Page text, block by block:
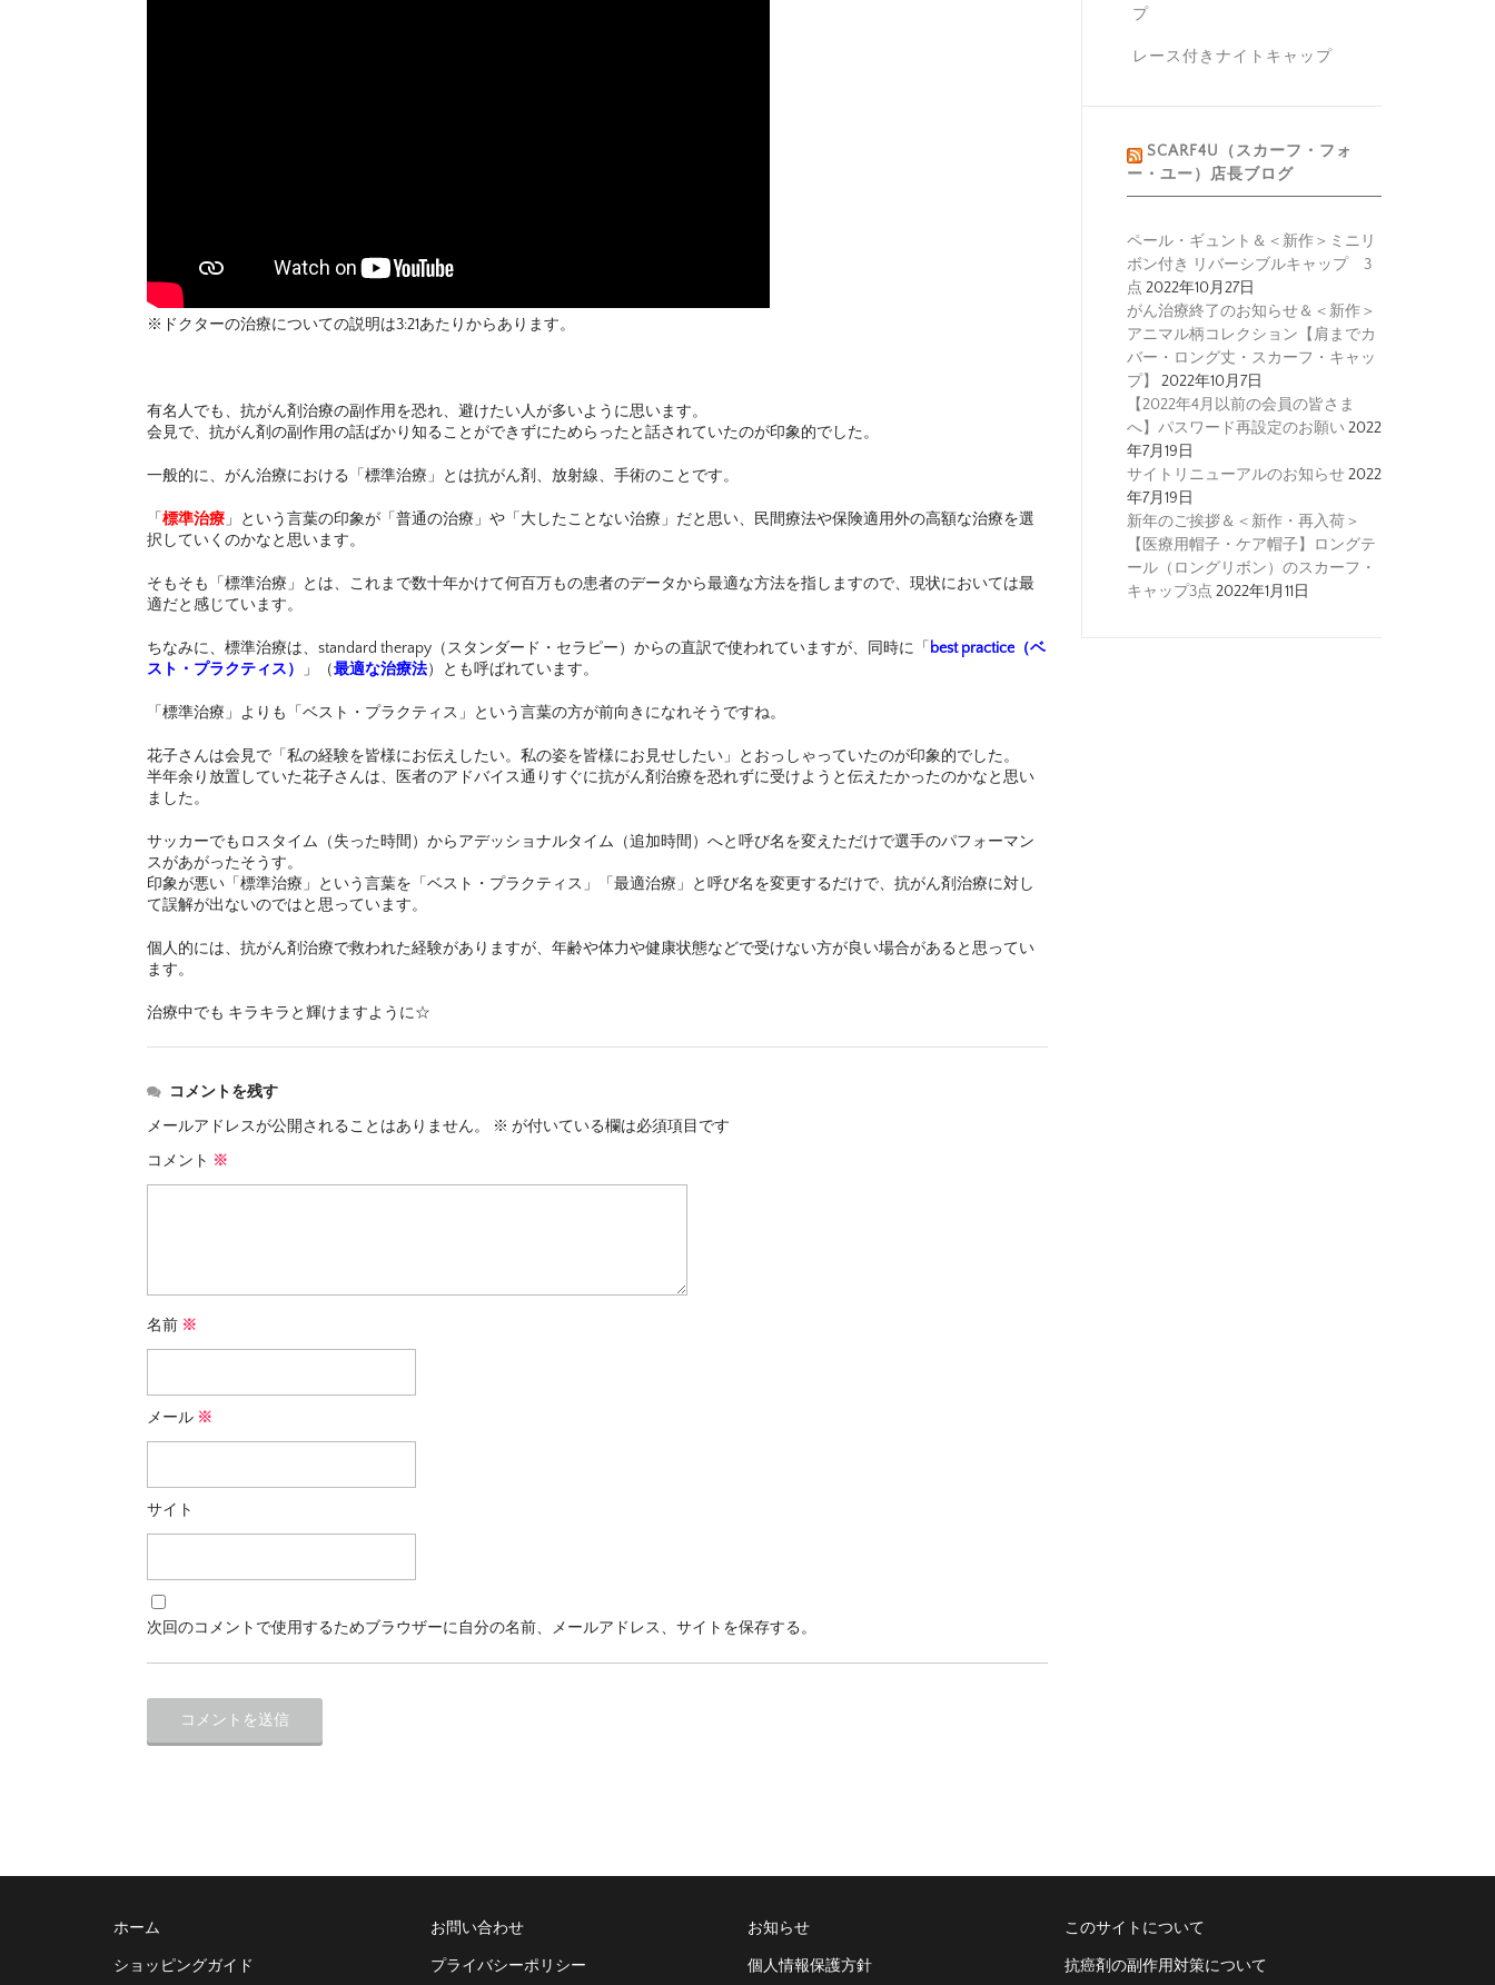
※ドクターの治療についての説明は3:21あたりからあります。
有名人でも、抗がん剤治療の副作用を恐れ、避けたい人が多いように思います。
会見で、抗がん剤の副作用の話ばかり知ることができずにためらったと話されていたのが印象的でした。
一般的に、がん治療における「標準治療」とは抗がん剤、放射線、手術のことです。
「 標準治療 」という言葉の印象が「普通の治療」や「大したことない治療」だと思い、民間療法や保険適用外の高額な治療を選
択していくのかなと思います。
そもそも「標準治療」とは、これまで数十年かけて何百万もの患者のデータから最適な方法を指しますので、現状においては最
適だと感じています。
ちなみに、標準治療は、standard therapy（スタンダード・セラピー）からの直訳で使われていますが、同時に「 best practice（ベ
スト・プラクティス）
」（最適な治療法）とも呼ばれています。
「標準治療」よりも「ベスト・プラクティス」という言葉の方が前向きになれそうですね。
花子さんは会見で「私の経験を皆様にお伝えしたい。私の姿を皆様にお見せしたい」とおっしゃっていたのが印象的でした。
半年余り放置していた花子さんは、医者のアドバイス通りすぐに抗がん剤治療を恐れずに受けようと伝えたかったのかなと思い
ました。
サッカーでもロスタイム（失った時間）からアデッショナルタイム（追加時間）へと呼び名を変えただけで選手のパフォーマン
スがあがったそうす。
印象が悪い「標準治療」という言葉を「ベスト・プラクティス」「最適治療」と呼び名を変更するだけで、抗がん剤治療に対し
て誤解が出ないのではと思っています。
個人的には、抗がん剤治療で救われた経験がありますが、年齢や体力や健康状態などで受けない方が良い場合があると思ってい
ます。
治療中でも キラキラと輝けますように☆
コメントを残す
メールアドレスが公開されることはありません。
※ が付いている欄は必須項目です
コメント ※
名前 ※
メール ※
サイト
次回のコメントで使用するためブラウザーに自分の名前、メールアドレス、サイトを保存する。
プ
レース付きナイトキャップ
SCARF4U（スカーフ・フォ
ー・ユー）店長ブログ
ペール・ギュント＆＜新作＞ミニリ
ボン付き リバーシブルキャップ 3
点 2022年10月27日
がん治療終了のお知らせ＆＜新作＞
アニマル柄コレクション【肩までカ
バー・ロング丈・スカーフ・キャッ
プ】
2022年10月7日
【2022年4月以前の会員の皆さま
へ】パスワード再設定のお願い 2022
年7月19日
サイトリニューアルのお知らせ2022
年7月19日
新年のご挨拶＆＜新作・再入荷＞
【医療用帽子・ケア帽子】ロングテ
ール（ロングリボン）のスカーフ・
キャップ3点 2022年1月11日
ホーム お問い合わせ お知らせ このサイトについて
ショッピングガイド プライバシーポリシー 個人情報保護方針 抗癌剤の副作用対策について